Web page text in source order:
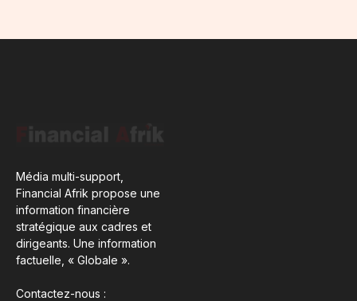
Média multi-support,
Financial Afrik propose une
information financière
stratégique aux cadres et
dirigeants. Une information
factuelle, « Globale ».
Contactez-nous :